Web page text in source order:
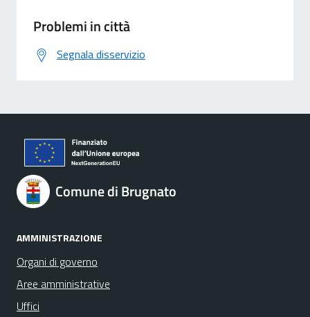
Problemi in città
Segnala disservizio
Comune di Brugnato
AMMINISTRAZIONE
Organi di governo
Aree amministrative
Uffici